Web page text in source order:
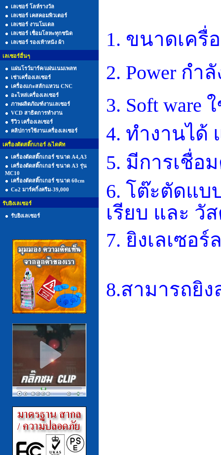
เลเซอร์ โลห์รางวัล
เลเซอร์ เคสคอมพิวเตอร์
เลเซอร์ งานโมเดล
เลเซอร์ เชื่อมโลหะทุกชนิด
เลเซอร์ รองเท้าหนัง ผ้า
เลเซอร์อื่นๆ
แผ่นโรว์มาร์ค/แผ่นเนมเพลท
เช่าเครื่องเลเซอร์
เครื่องแกะสลักแหวน CNC
อะไหล่เครื่องเลเซอร์
ภาพผลิตภัณฑ์งานเลเซอร์
VCD สาธิตการทำงาน
รีวิว เครื่องเลเซอร์
คลิปการใช้งานเครื่องเลเซอร์
เครื่องตัดสติ๊กเกอร์ &ไดคัท
เครื่องตัดสติ๊กเกอร์ ขนาด A4,A3
เครื่องตัดสติ๊กเกอร์ ขนาด A3 รุ่น
MC10
เครื่องตัดสติ๊กเกอร์ ขนาด 60cm
Co2 มาร์คกิ้งครีม-39,000
รับยิงเลเซอร์
รับยิงเลเซอร์
1. ขนาดเครื่อ
2. Power กำ
3. Soft ware
4. ทำงานได้
5. มีการเชื่อ
6. โต๊ะตัดแบ
เรียบ และ วั
7. ยิงเลเซอ
8.สามารถยิ